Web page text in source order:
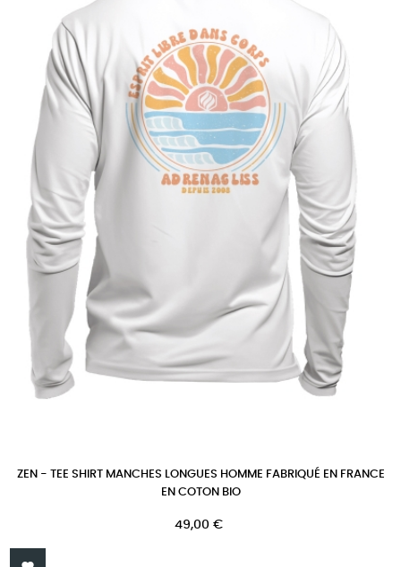
ZEN - TEE SHIRT MANCHES LONGUES HOMME FABRIQUÉ EN FRANCE
EN COTON BIO
Prix
49,00 €